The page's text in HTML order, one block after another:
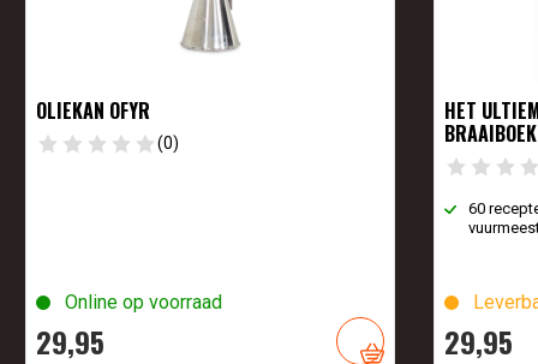
OLIEKAN OFYR
(0)
Online op voorraad
29,95
HET
BRAAIBOEK
60
29,95